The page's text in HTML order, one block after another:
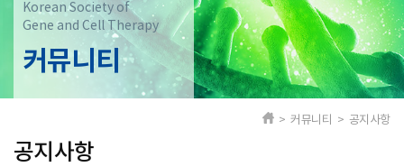
Korean Society of
Gene and Cell Therapy
커뮤니티
공지사항
> 커뮤니티 > 공지사항